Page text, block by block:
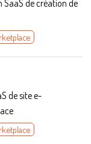
SaaS de création de
de site e-